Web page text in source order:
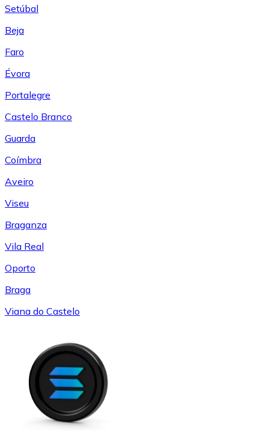
Setúbal
Beja
Faro
Évora
Portalegre
Castelo Branco
Guarda
Coímbra
Aveiro
Viseu
Braganza
Vila Real
Oporto
Braga
Viana do Castelo